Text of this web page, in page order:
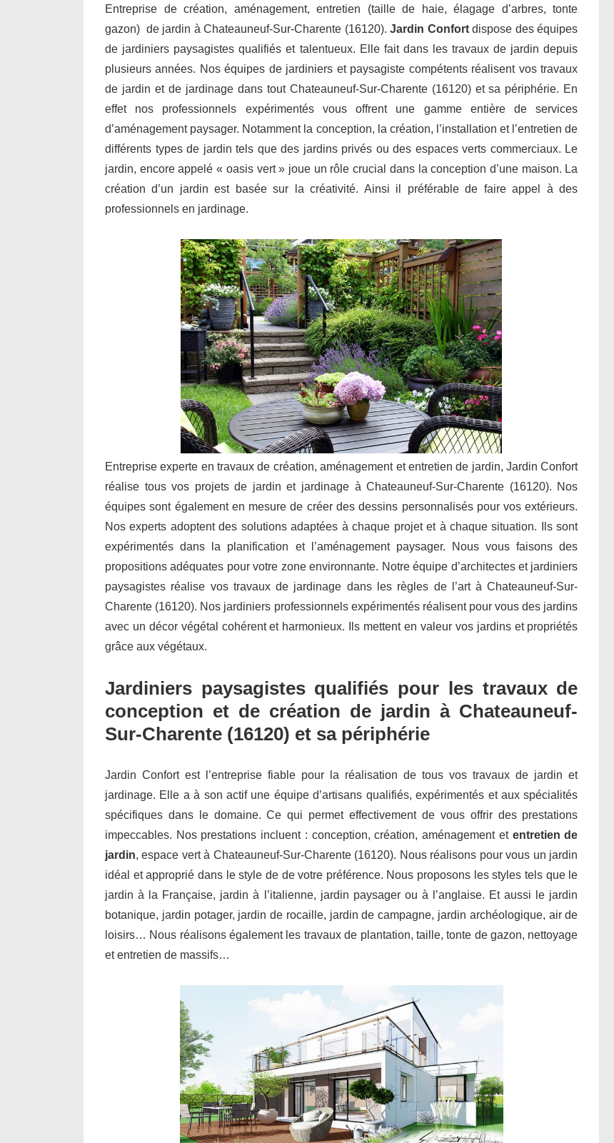
Entreprise de création, aménagement, entretien (taille de haie, élagage d’arbres, tonte
gazon) de jardin à Chateauneuf-Sur-Charente (16120).Jardin Confortdispose des équipes
de jardiniers paysagistes qualifiés et talentueux. Elle fait dans les travaux de jardin depuis
plusieurs années. Nos équipes de jardiniers et paysagiste compétents réalisent vos travaux
de jardin et de jardinage dans tout Chateauneuf-Sur-Charente (16120) et sa périphérie. En
effet nos professionnels expérimentés vous offrent une gamme entière de services
d’aménagement paysager. Notamment la conception, la création, l’installation et l’entretien de
différents types de jardin tels que des jardins privés ou des espaces verts commerciaux. Le
jardin, encore appelé « oasis vert » joue un rôle crucial dans la conception d’une maison. La
création d’un jardin est basée sur la créativité. Ainsi il préférable de faire appel à des
professionnels en jardinage.
Entreprise experte en travaux de création, aménagement et entretien de jardin, Jardin Confort
réalise tous vos projets de jardin et jardinage à Chateauneuf-Sur-Charente (16120). Nos
équipes sont également en mesure de créer des dessins personnalisés pour vos extérieurs.
Nos experts adoptent des solutions adaptées à chaque projet et à chaque situation. Ils sont
expérimentés dans la planification et l’aménagement paysager. Nous vous faisons des
propositions adéquates pour votre zone environnante. Notre équipe d’architectes et jardiniers
paysagistes réalise vos travaux de jardinage dans les règles de l’art à Chateauneuf-Sur-
Charente (16120). Nos jardiniers professionnels expérimentés réalisent pour vous des jardins
avec un décor végétal cohérent et harmonieux. Ils mettent en valeur vos jardins et propriétés
grâce aux végétaux.
Jardiniers paysagistes qualifiés pour les travaux de
conception et de création de jardin à Chateauneuf-
Sur-Charente (16120) et sa périphérie
Jardin Confort est l’entreprise fiable pour la réalisation de tous vos travaux de jardin et
jardinage. Elle a à son actif une équipe d’artisans qualifiés, expérimentés et aux spécialités
spécifiques dans le domaine. Ce qui permet effectivement de vous offrir des prestations
impeccables. Nos prestations incluent : conception, création, aménagement et entretien de
jardin, espace vert à Chateauneuf-Sur-Charente (16120). Nous réalisons pour vous un jardin
idéal et approprié dans le style de de votre préférence. Nous proposons les styles tels que le
jardin à la Française, jardin à l’italienne, jardin paysager ou à l’anglaise. Et aussi le jardin
botanique, jardin potager, jardin de rocaille, jardin de campagne, jardin archéologique, air de
loisirs… Nous réalisons également les travaux de plantation, taille, tonte de gazon, nettoyage
et entretien de massifs…